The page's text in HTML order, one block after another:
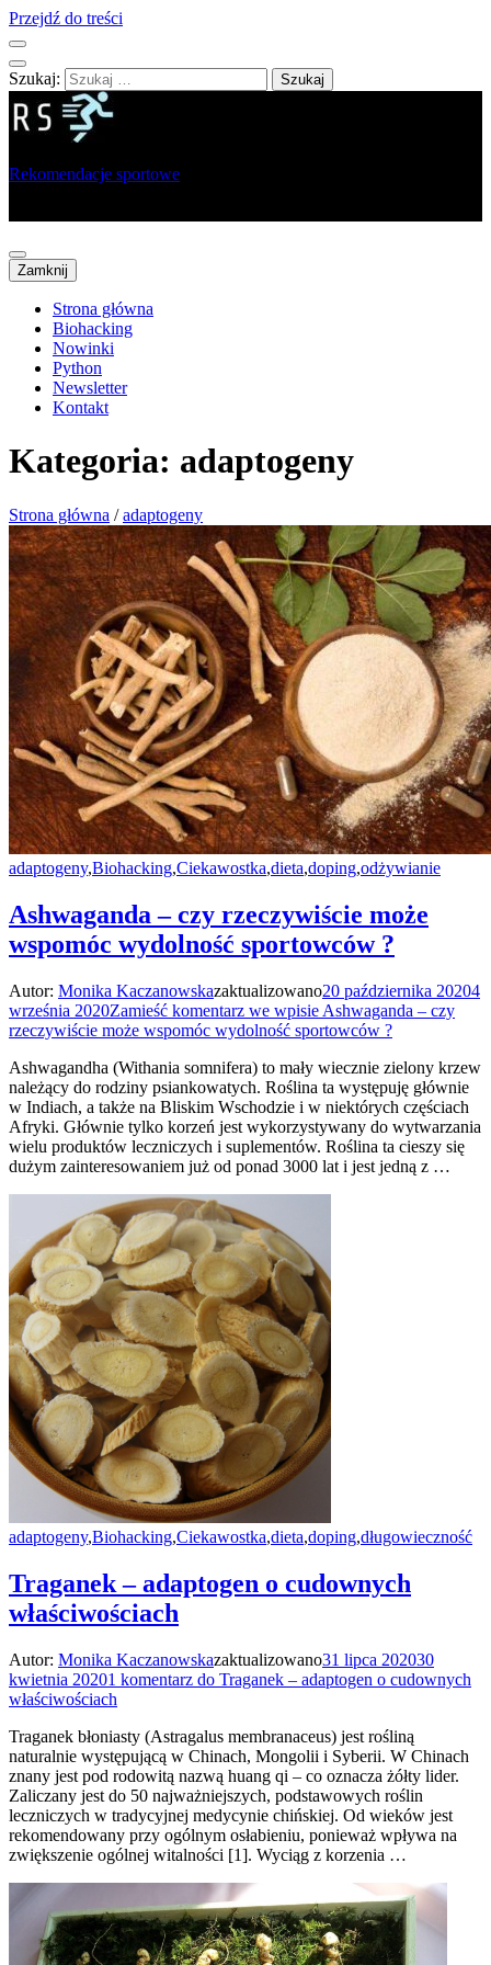
Przejdź do treści
Szukaj:
Rekomendacje sportowe
Zamknij
Strona główna
Biohacking
Nowinki
Python
Newsletter
Kontakt
Kategoria: adaptogeny
Strona główna / adaptogeny
adaptogeny,Biohacking,Ciekawostka,dieta,doping,odżywianie
Ashwaganda – czy rzeczywiście może
wspomóc wydolność sportowców ?
Autor: Monika Kaczanowskazaktualizowano20 października 20204
września 2020Zamieść komentarz we wpisie Ashwaganda – czy
rzeczywiście może wspomóc wydolność sportowców ?
Ashwagandha (Withania somnifera) to mały wiecznie zielony krzew
należący do rodziny psiankowatych. Roślina ta występuję głównie
w Indiach, a także na Bliskim Wschodzie i w niektórych częściach
Afryki. Głównie tylko korzeń jest wykorzystywany do wytwarzania
wielu produktów leczniczych i suplementów. Roślina ta cieszy się
dużym zainteresowaniem już od ponad 3000 lat i jest jedną z …
adaptogeny,Biohacking,Ciekawostka,dieta,doping,długowieczność
Traganek – adaptogen o cudownych
właściwościach
Autor: Monika Kaczanowskazaktualizowano31 lipca 202030
kwietnia 20201 komentarz do Traganek – adaptogen o cudownych
właściwościach
Traganek błoniasty (Astragalus membranaceus) jest rośliną
naturalnie występującą w Chinach, Mongolii i Syberii. W Chinach
znany jest pod rodowitą nazwą huang qi – co oznacza żółty lider.
Zaliczany jest do 50 najważniejszych, podstawowych roślin
leczniczych w tradycyjnej medycynie chińskiej. Od wieków jest
rekomendowany przy ogólnym osłabieniu, ponieważ wpływa na
zwiększenie ogólnej witalności [1]. Wyciąg z korzenia …